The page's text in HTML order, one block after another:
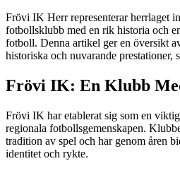
Frövi IK Herr representerar herrlaget
fotbollsklubb med en rik historia och
fotboll. Denna artikel ger en översikt
historiska och nuvarande prestationer,
Frövi IK: En Klubb
Frövi IK har etablerat sig som en
regionala fotbollsgemenskapen.
tradition av spel och har genom åren
identitet och rykte.